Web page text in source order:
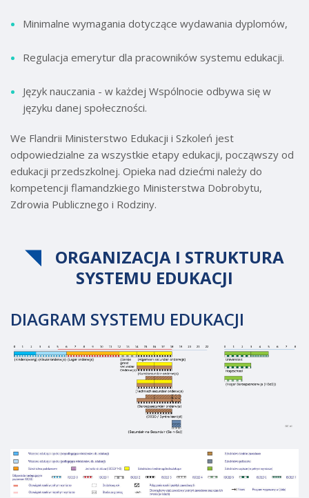
Minimalne wymagania dotyczące wydawania dyplomów,
Regulacja emerytur dla pracowników systemu edukacji.
Język nauczania - w każdej Wspólnocie odbywa się w
języku danej społeczności.
We Flandrii Ministerstwo Edukacji i Szkoleń jest
odpowiedzialne za wszystkie etapy edukacji, począwszy od
edukacji przedszkolnej. Opieka nad dziećmi należy do
kompetencji flamandzkiego Ministerstwa Dobrobytu,
Zdrowia Publicznego i Rodziny.
ORGANIZACJA I STRUKTURA
SYSTEMU EDUKACJI
DIAGRAM SYSTEMU EDUKACJI